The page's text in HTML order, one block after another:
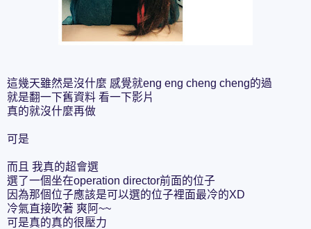
這幾天雖然是沒什麼 感覺就eng eng cheng cheng的過
就是翻一下舊資料 看一下影片
真的就沒什麼再做
可是
而且 我真的超會選
選了一個坐在operation director前面的位子
因為那個位子應該是可以選的位子裡面最冷的XD
冷氣直接吹著 爽阿~~
可是真的真的很壓力